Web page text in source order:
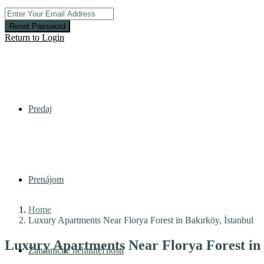
Reset Password
Return to Login
Predaj
Prenájom
Zahraničné nehnuteľnosti
Home
Luxury Apartments Near Florya Forest in Bakırköy, İstanbul
Luxury Apartments Near Florya Forest in